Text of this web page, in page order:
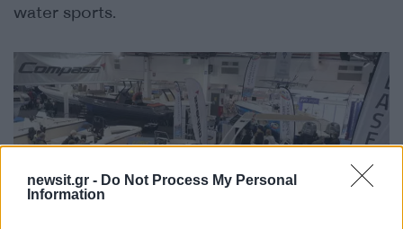
newsit.gr - Do Not Process My Personal
Information
water sports.